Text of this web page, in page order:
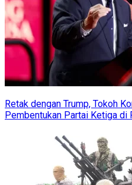
Retak dengan Trump, Tokoh
Pembentukan Partai Ketiga di